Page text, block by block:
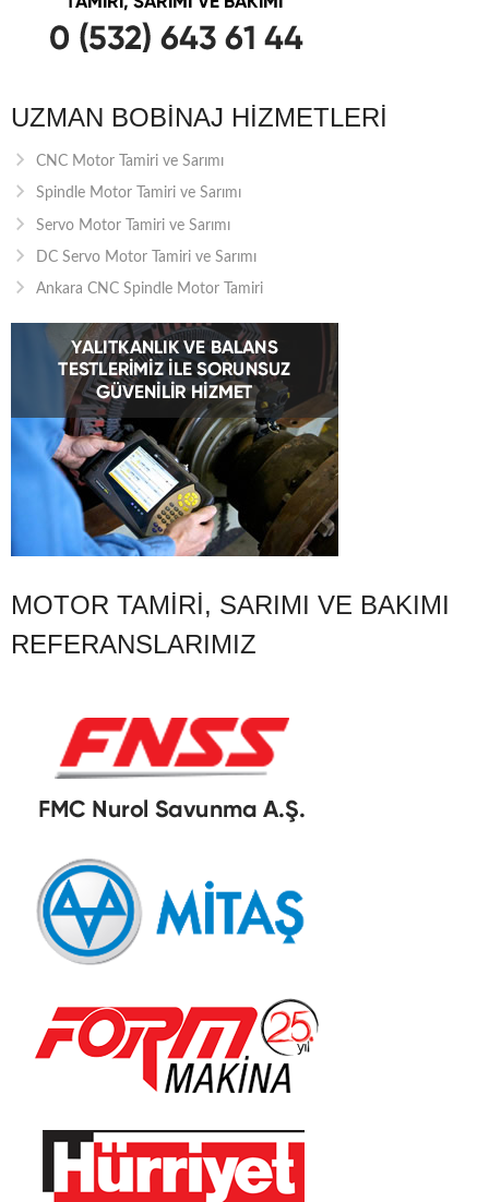
UZMAN BOBINAJ HIZMETLERI
CNC Motor Tamiri ve Sarımı
Spindle Motor Tamiri ve Sarımı
Servo Motor Tamiri ve Sarımı
DC Servo Motor Tamiri ve Sarımı
Ankara CNC Spindle Motor Tamiri
MOTOR TAMIRI, SARIMI VE BAKIMI
REFERANSLARIMIZ